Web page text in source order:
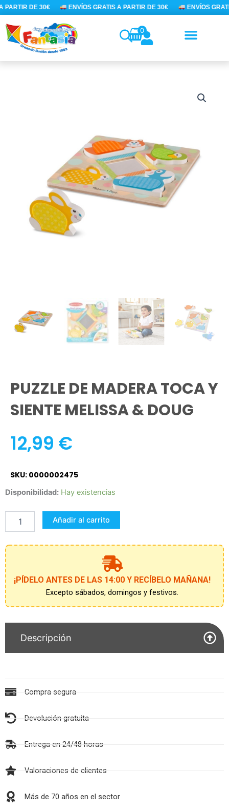
Ir
al
contenido
PARTIR DE 30€ ENVÍOS GRATIS A PARTIR DE 30€ ENVÍOS
0
PUZZLE DE MADERA TOCA Y
SIENTE MELISSA & DOUG
12,99 €
SKU: 0000002475
Disponibilidad: Hay existencias
PUZZLE
MADERA
TOCA
Y
MELISSA
&
DOUG
cantidad
Añadir al carrito
¡PÍDELO ANTES DE LAS 14:00 Y RECÍBELO MAÑANA!
Excepto sábados, domingos y festivos.
Descripción
Compra segura
Devolución gratuita
Entrega en 24/48 horas
Valoraciones de clientes
Más de 70 años en el sector